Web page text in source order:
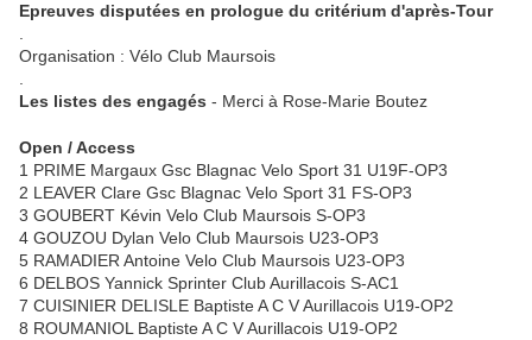
Epreuves disputées en prologue du critérium d'après-Tour
Organisation : Vélo Club Maursois
Les listes des engagés - Merci à Rose-Marie Boutez
Open / Access
1 PRIME Margaux Gsc Blagnac Velo Sport 31 U19F-OP3
2 LEAVER Clare Gsc Blagnac Velo Sport 31 FS-OP3
3 GOUBERT Kévin Velo Club Maursois S-OP3
4 GOUZOU Dylan Velo Club Maursois U23-OP3
5 RAMADIER Antoine Velo Club Maursois U23-OP3
6 DELBOS Yannick Sprinter Club Aurillacois S-AC1
7 CUISINIER DELISLE Baptiste A C V Aurillacois U19-OP2
8 ROUMANIOL Baptiste A C V Aurillacois U19-OP2